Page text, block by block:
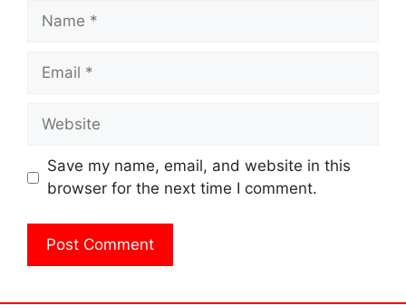
Name
Email
Website
Save my name, email, and website in this
browser for the next time I comment.